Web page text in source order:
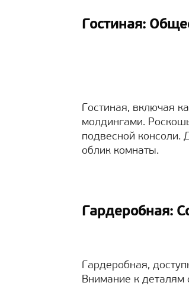
Гостиная:
Гостиная, включая
молдингами.
подвесной консоли.
облик комнаты.
Гардеробная:
Гардеробная,
Внимание к деталям